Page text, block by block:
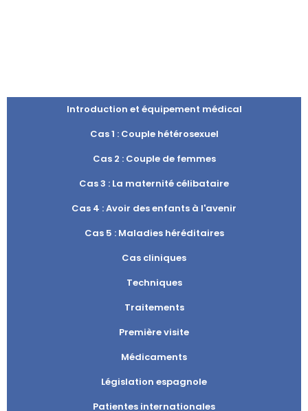
Introduction et équipement médical
Cas 1 : Couple hétérosexuel
Cas 2 : Couple de femmes
Cas 3 : La maternité célibataire
Cas 4 : Avoir des enfants à l'avenir
Cas 5 : Maladies héréditaires
Cas cliniques
Techniques
Traitements
Première visite
Médicaments
Législation espagnole
Patientes internationales